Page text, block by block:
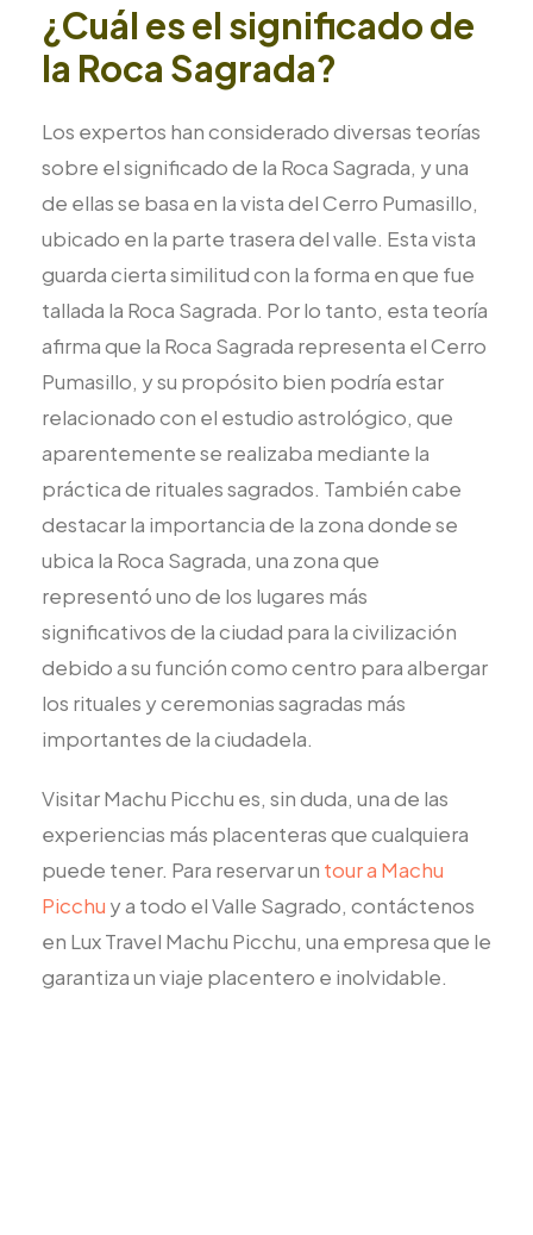
¿Cuál es el significado de
la Roca Sagrada?
Los expertos han considerado diversas teorías
sobre el significado de la Roca Sagrada, y una
de ellas se basa en la vista del Cerro Pumasillo,
ubicado en la parte trasera del valle. Esta vista
guarda cierta similitud con la forma en que fue
tallada la Roca Sagrada. Por lo tanto, esta teoría
afirma que la Roca Sagrada representa el Cerro
Pumasillo, y su propósito bien podría estar
relacionado con el estudio astrológico, que
aparentemente se realizaba mediante la
práctica de rituales sagrados. También cabe
destacar la importancia de la zona donde se
ubica la Roca Sagrada, una zona que
representó uno de los lugares más
significativos de la ciudad para la civilización
debido a su función como centro para albergar
los rituales y ceremonias sagradas más
importantes de la ciudadela.
Visitar Machu Picchu es, sin duda, una de las
experiencias más placenteras que cualquiera
puede tener. Para reservar un tour a Machu
Picchu y a todo el Valle Sagrado, contáctenos
en Lux Travel Machu Picchu, una empresa que le
garantiza un viaje placentero e inolvidable.